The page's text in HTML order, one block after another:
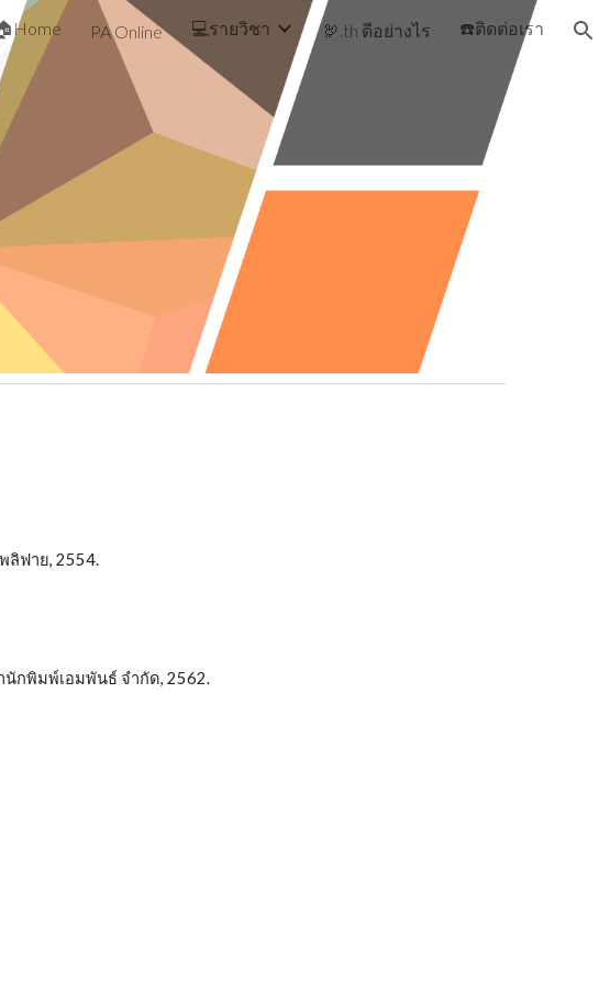
Skip to navigation
PA Online 💻รายวิชา 🦃.th ดีอย่างไร ☎️ติดต่อเรา
ลิฟาย, 2554.
นักพิมพ์เอมพันธ์ จำกัด, 2562.